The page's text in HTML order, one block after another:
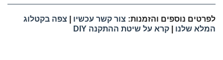
לפרטים נוספים והזמנות: צור קשר עכשיו
צפה בקטלוג
המלא שלנו
קרא על שיטת ההתקנה DIY